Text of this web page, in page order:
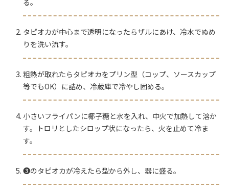
タピオカが中心まで透明になったらザルにあけ、冷水でぬめ
りを洗い流す。
粗熱が取れたらタピオカをプリン型（コップ、ソースカップ
等でもOK）に詰め、冷蔵庫で冷やし固める。
小さいフライパンに椰子糖と水を入れ、中火で加熱して溶か
す。トロリとしたシロップ状になったら、火を止めて冷ま
す。
❸のタピオカが冷えたら型から外し、器に盛る。